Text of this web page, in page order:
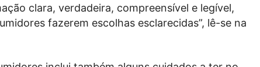
clara, verdadeira, compreensível e legível,
fazerem escolhas esclarecidas”, lê-se na